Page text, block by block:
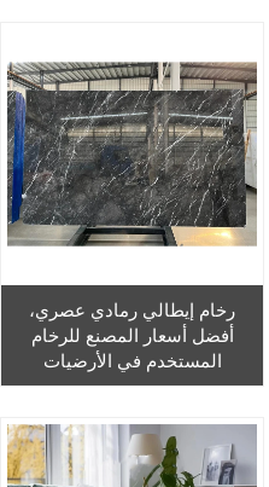
رخام إيطالي رمادي عصري،
أفضل أسعار المصنع للرخام
المستخدم في الأرضيات
والجدران والمطابخ والحمامات،
للمنازل